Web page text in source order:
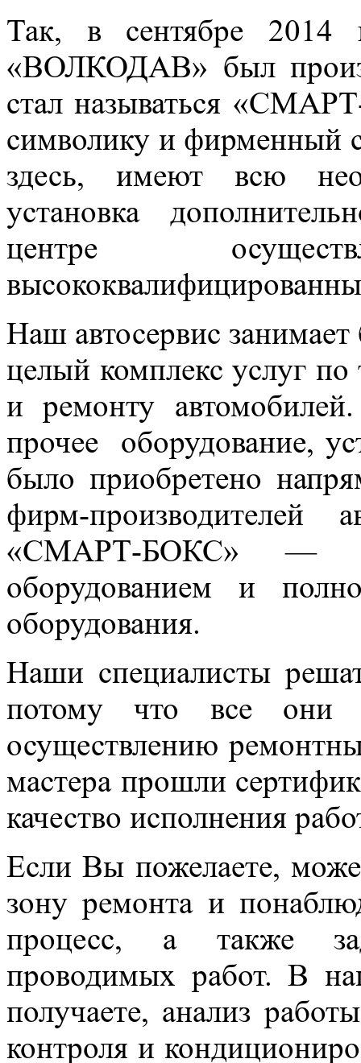
Так, в сентябре 2014
«ВОЛКОДАВ» был
стал называться
символику и фирменный
здесь, имеют всю
установка
центре
Наш автосервис
целый комплекс услуг
и ремонту
прочее оборудование,
было приобретено
фирм-производителей
«СМАРТ-БОКС» —
оборудованием и
оборудования.
Наши специалисты
потому что все они
осуществлению
мастера прошли
качество исполнения
Если Вы пожелаете,
зону ремонта и
процесс, а также
проводимых работ. В
получаете, анализ
контроля и